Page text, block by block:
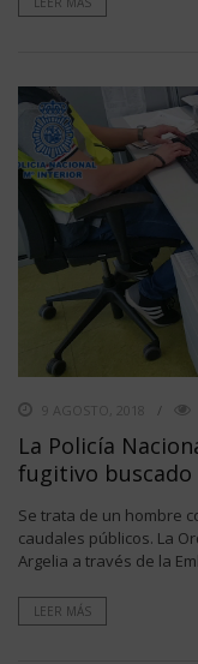
9 AGOSTO, 2018
La Policía
fugitivo
Se trata de un hombre
caudales públicos. La
Argelia a través de la
LEER MÁS